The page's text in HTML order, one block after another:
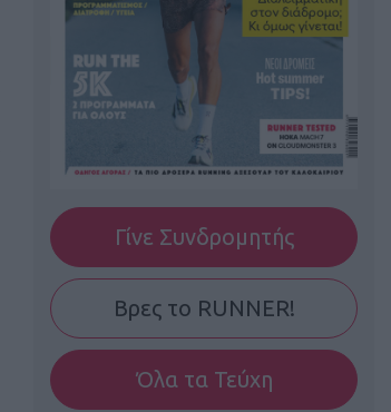
Γίνε Συνδρομητής
Βρες το RUNNER!
Όλα τα Τεύχη